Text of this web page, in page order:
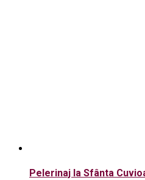
Pelerinaj la Sfânta